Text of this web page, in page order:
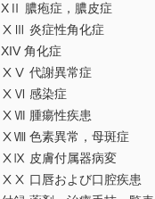
XⅡ 膿疱症，膿皮症
ⅩⅢ 炎症性角化症
XIV 角化症
ⅩⅤ 代謝異常症
ⅩⅥ 感染症
ⅩⅦ 腫瘍性疾患
ⅩⅧ 色素異常，母斑症
ⅩⅨ 皮膚付属器病変
ⅩⅩ 口唇および口腔疾患